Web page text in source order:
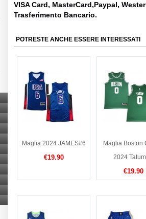
VISA Card, MasterCard,Paypal,
Trasferimento Bancario.
POTRESTE ANCHE ESSERE INTERESSATI
Maglia 2024 JAMES#6
€19.90
Maglia Boston
2024
€19.90